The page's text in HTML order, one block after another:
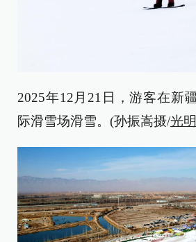
2025年12月21日，游客在新
际滑雪场滑雪。(孙振嵩摄/光